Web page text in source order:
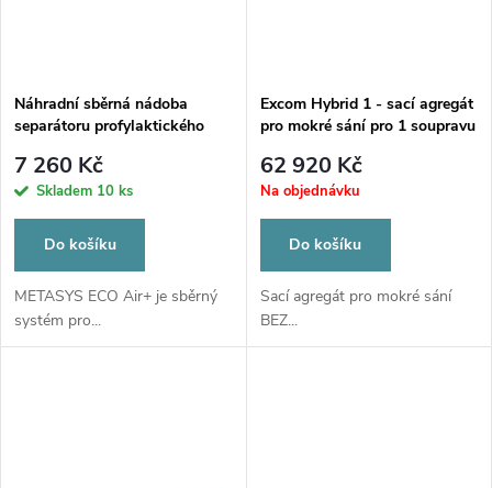
Náhradní sběrná nádoba
separátoru profylaktického
EXCHANGE KIT!
7 260 Kč
Skladem 10 ks
Do košíku
METASYS ECO Air+ je sběrný
systém pro...
Excom Hybrid 1 - sací agregát
pro mokré sání pro 1 soupravu
62 920 Kč
Na objednávku
Do košíku
Sací agregát pro mokré sání
BEZ...